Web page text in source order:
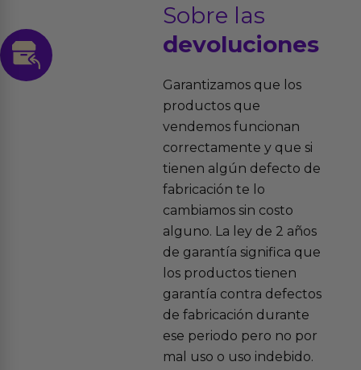
Sobre las
devoluciones
Garantizamos que los
productos que
vendemos funcionan
correctamente y que si
tienen algún defecto de
fabricación te lo
cambiamos sin costo
alguno. La ley de 2 años
de garantía significa que
los productos tienen
garantía contra defectos
de fabricación durante
ese periodo pero no por
mal uso o uso indebido.